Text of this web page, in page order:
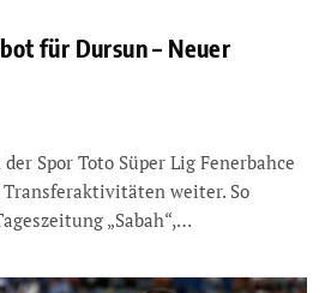
für Dursun – Neuer
Spor Toto Süper Lig Fenerbahce
weiter. So
„Sabah“,…